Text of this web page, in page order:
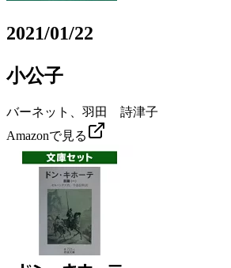
2021/01/22
小公子
バーネット、羽田 詩津子
Amazonで見る